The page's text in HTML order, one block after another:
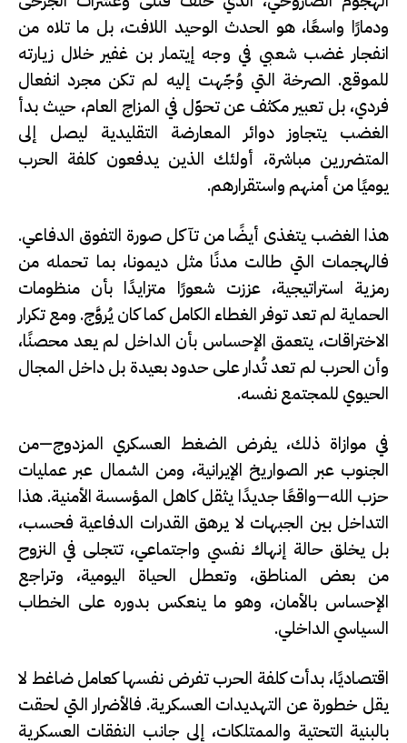
ودمارًا واسعًا، هو الحدث الوحيد اللافت، بل ما تلاه من
انفجار غضب شعبي في وجه إيتمار بن غفير خلال زيارته
للموقع. الصرخة التي وُجّهت إليه لم تكن مجرد انفعال
فردي، بل تعبير مكثف عن تحوّل في المزاج العام، حيث بدأ
الغضب يتجاوز دوائر المعارضة التقليدية ليصل إلى
المتضررين مباشرة، أولئك الذين يدفعون كلفة الحرب
يوميًا من أمنهم واستقرارهم.
هذا الغضب يتغذى أيضًا من تآكل صورة التفوق الدفاعي.
فالهجمات التي طالت مدنًا مثل ديمونا، بما تحمله من
رمزية استراتيجية، عززت شعورًا متزايدًا بأن منظومات
الحماية لم تعد توفر الغطاء الكامل كما كان يُروَّج. ومع تكرار
الاختراقات، يتعمق الإحساس بأن الداخل لم يعد محصنًا،
وأن الحرب لم تعد تُدار على حدود بعيدة بل داخل المجال
الحيوي للمجتمع نفسه.
في موازاة ذلك، يفرض الضغط العسكري المزدوج—من
الجنوب عبر الصواريخ الإيرانية، ومن الشمال عبر عمليات
حزب الله—واقعًا جديدًا يثقل كاهل المؤسسة الأمنية. هذا
التداخل بين الجبهات لا يرهق القدرات الدفاعية فحسب،
بل يخلق حالة إنهاك نفسي واجتماعي، تتجلى في النزوح
من بعض المناطق، وتعطل الحياة اليومية، وتراجع
الإحساس بالأمان، وهو ما ينعكس بدوره على الخطاب
السياسي الداخلي.
اقتصاديًا، بدأت كلفة الحرب تفرض نفسها كعامل ضاغط لا
يقل خطورة عن التهديدات العسكرية. فالأضرار التي لحقت
بالبنية التحتية والممتلكات، إلى جانب النفقات العسكرية